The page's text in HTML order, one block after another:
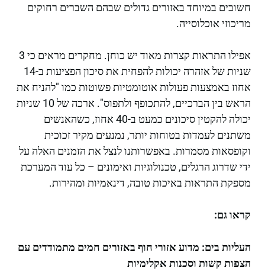
חשובים במיוחד באזורים גדולים שבהם השברים רחוקים
מריכוזי אוכלוסייה.
אפילו התראות קצרות מאוד יש כוחן. מחקרים מראים כי 3
שניות של אזהרה יכולות להפחית את סיכון הפציעות ב-14
אחוז באמצעות פעולות אוטומטיות פשוטות כמו "להניח את
הראש בין הברכיים, להתכופף ולתפוס". ארכה של 10 שניות
יכולה להקטין סיכונים כמעט ב-40 אחוז, כשהאנשים
משתנים לעמדות בטוחות יותר, נמנעים מקיר זכוכית
וקופסאות מסמרות. באפשרותנו לנצל את הזמנים האלה על
ידי שדרוג הרגלים, טכנולוגיות ואימונים – כל עוד המערכת
מספקת התראות באיכות טובה, דינאמיות ומהירות.
קראו גם:
העליות בים: מדוע אזורי חוף באזורים חמים מתמודדים עם
הצפות קשות וסכנות אקלימיות